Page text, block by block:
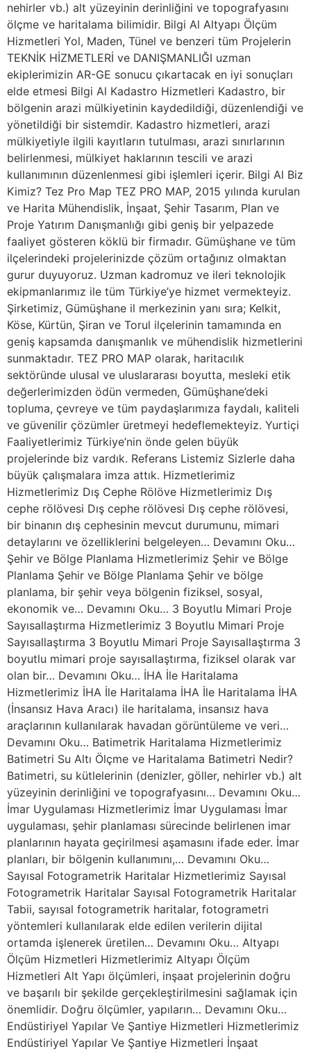
nehirler vb.) alt yüzeyinin derinliğini ve topografyasını
ölçme ve haritalama bilimidir. Bilgi Al Altyapı Ölçüm
Hizmetleri Yol, Maden, Tünel ve benzeri tüm Projelerin
TEKNİK HİZMETLERİ ve DANIŞMANLIĞI uzman
ekiplerimizin AR-GE sonucu çıkartacak en iyi sonuçları
elde etmesi Bilgi Al Kadastro Hizmetleri Kadastro, bir
bölgenin arazi mülkiyetinin kaydedildiği, düzenlendiği ve
yönetildiği bir sistemdir. Kadastro hizmetleri, arazi
mülkiyetiyle ilgili kayıtların tutulması, arazi sınırlarının
belirlenmesi, mülkiyet haklarının tescili ve arazi
kullanımının düzenlenmesi gibi işlemleri içerir. Bilgi Al Biz
Kimiz? Tez Pro Map TEZ PRO MAP, 2015 yılında kurulan
ve Harita Mühendislik, İnşaat, Şehir Tasarım, Plan ve
Proje Yatırım Danışmanlığı gibi geniş bir yelpazede
faaliyet gösteren köklü bir firmadır. Gümüşhane ve tüm
ilçelerindeki projelerinizde çözüm ortağınız olmaktan
gurur duyuyoruz. Uzman kadromuz ve ileri teknolojik
ekipmanlarımız ile tüm Türkiye’ye hizmet vermekteyiz.
Şirketimiz, Gümüşhane il merkezinin yanı sıra; Kelkit,
Köse, Kürtün, Şiran ve Torul ilçelerinin tamamında en
geniş kapsamda danışmanlık ve mühendislik hizmetlerini
sunmaktadır. TEZ PRO MAP olarak, haritacılık
sektöründe ulusal ve uluslararası boyutta, mesleki etik
değerlerimizden ödün vermeden, Gümüşhane’deki
topluma, çevreye ve tüm paydaşlarımıza faydalı, kaliteli
ve güvenilir çözümler üretmeyi hedeflemekteyiz. Yurtiçi
Faaliyetlerimiz Türkiye’nin önde gelen büyük
projelerinde biz vardık. Referans Listemiz Sizlerle daha
büyük çalışmalara imza attık. Hizmetlerimiz
Hizmetlerimiz Dış Cephe Rölöve Hizmetlerimiz Dış
cephe rölövesi Dış cephe rölövesi Dış cephe rölövesi,
bir binanın dış cephesinin mevcut durumunu, mimari
detaylarını ve özelliklerini belgeleyen… Devamını Oku…
Şehir ve Bölge Planlama Hizmetlerimiz Şehir ve Bölge
Planlama Şehir ve Bölge Planlama Şehir ve bölge
planlama, bir şehir veya bölgenin fiziksel, sosyal,
ekonomik ve… Devamını Oku… 3 Boyutlu Mimari Proje
Sayısallaştırma Hizmetlerimiz 3 Boyutlu Mimari Proje
Sayısallaştırma 3 Boyutlu Mimari Proje Sayısallaştırma 3
boyutlu mimari proje sayısallaştırma, fiziksel olarak var
olan bir… Devamını Oku… İHA İle Haritalama
Hizmetlerimiz İHA İle Haritalama İHA İle Haritalama İHA
(İnsansız Hava Aracı) ile haritalama, insansız hava
araçlarının kullanılarak havadan görüntüleme ve veri…
Devamını Oku… Batimetrik Haritalama Hizmetlerimiz
Batimetri Su Altı Ölçme ve Haritalama Batimetri Nedir?
Batimetri, su kütlelerinin (denizler, göller, nehirler vb.) alt
yüzeyinin derinliğini ve topografyasını… Devamını Oku…
İmar Uygulaması Hizmetlerimiz İmar Uygulaması İmar
uygulaması, şehir planlaması sürecinde belirlenen imar
planlarının hayata geçirilmesi aşamasını ifade eder. İmar
planları, bir bölgenin kullanımını,… Devamını Oku…
Sayısal Fotogrametrik Haritalar Hizmetlerimiz Sayısal
Fotogrametrik Haritalar Sayısal Fotogrametrik Haritalar
Tabii, sayısal fotogrametrik haritalar, fotogrametri
yöntemleri kullanılarak elde edilen verilerin dijital
ortamda işlenerek üretilen… Devamını Oku… Altyapı
Ölçüm Hizmetleri Hizmetlerimiz Altyapı Ölçüm
Hizmetleri Alt Yapı ölçümleri, inşaat projelerinin doğru
ve başarılı bir şekilde gerçekleştirilmesini sağlamak için
önemlidir. Doğru ölçümler, yapıların… Devamını Oku…
Endüstiriyel Yapılar Ve Şantiye Hizmetleri Hizmetlerimiz
Endüstiriyel Yapılar Ve Şantiye Hizmetleri İnşaat